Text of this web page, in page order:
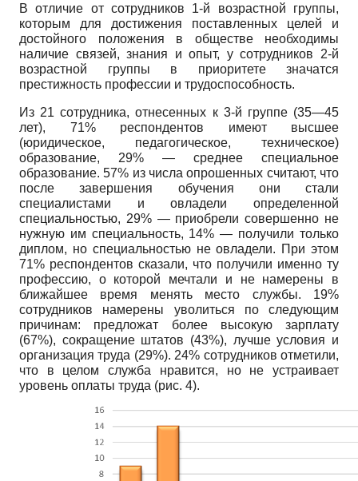
В отличие от сотрудников 1-й возрастной группы,
которым для достижения поставленных целей и
достойного положения в обществе необходимы
наличие связей, знания и опыт, у сотрудников 2-й
возрастной группы в приоритете значатся
престижность профессии и трудоспособность.
Из 21 сотрудника, отнесенных к 3-й группе (35—45
лет), 71% респондентов имеют высшее
(юридическое, педагогическое, техническое)
образование, 29% — среднее специальное
образование. 57% из числа опрошенных считают, что
после завершения обучения они стали
специалистами и овладели определенной
специальностью, 29% — приобрели совершенно не
нужную им специальность, 14% — получили только
диплом, но специальностью не овладели. При этом
71% респондентов сказали, что получили именно ту
профессию, о которой мечтали и не намерены в
ближайшее время менять место службы. 19%
сотрудников намерены уволиться по следующим
причинам: предложат более высокую зарплату
(67%), сокращение штатов (43%), лучше условия и
организация труда (29%). 24% сотрудников отметили,
что в целом служба нравится, но не устраивает
уровень оплаты труда (рис. 4).